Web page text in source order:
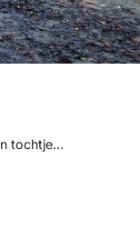
tochtje…